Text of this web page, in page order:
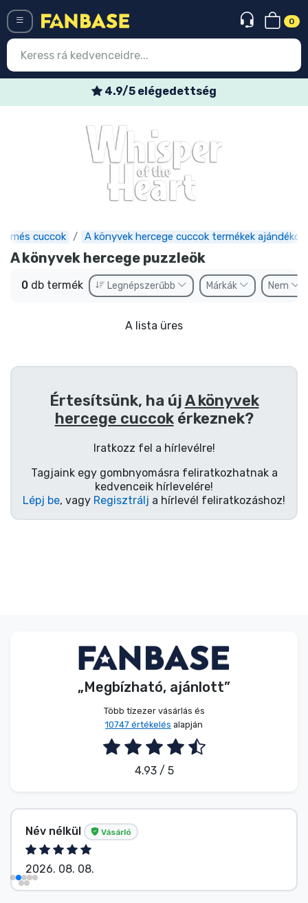
0
4.9/5 elégedettség
cuccok A könyvek hercege cuccok termékek ajándékok
A könyvek hercege puzzleök
0 db termék Legnépszerűbb Márkák Nem
A lista üres
Értesítsünk, ha újA könyvek
hercege cuccokérkeznek?
Iratkozz fel a hírlevélre!
Tagjaink egy gombnyomásra feliratkozhatnak a
kedvenceik hírlevelére!
Lépj be, vagy Regisztrálj a hírlevél feliratkozáshoz!
„Megbízható, ajánlott”
Több tízezer vásárlás és
10747 értékelés alapján
4.93 / 5
Név nélkül Vásárló
2026. 08. 08.
Belépés
Legújabb cuccok
Akciós ajánlatok
Előrendelhető cuccok
Outlet cuccok
Filmes cuccok
Animés cuccok
Terméktípusok